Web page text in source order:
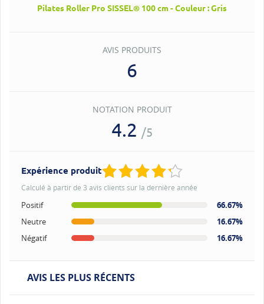
Pilates Roller Pro SISSEL® 100 cm - Couleur : Gris
AVIS PRODUITS
6
NOTATION PRODUIT
4.2 /5
Expérience produit
Calculé à partir de 3 avis clients sur la dernière année
Positif
66.67%
Neutre
16.67%
Négatif
16.67%
AVIS LES PLUS RÉCENTS